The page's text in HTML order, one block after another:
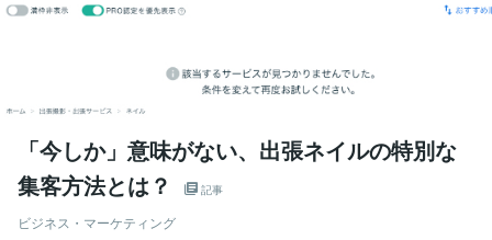
「今しか」意味がない、出張ネイルの特別な
集客方法とは？
記事
ビジネス・マーケティング